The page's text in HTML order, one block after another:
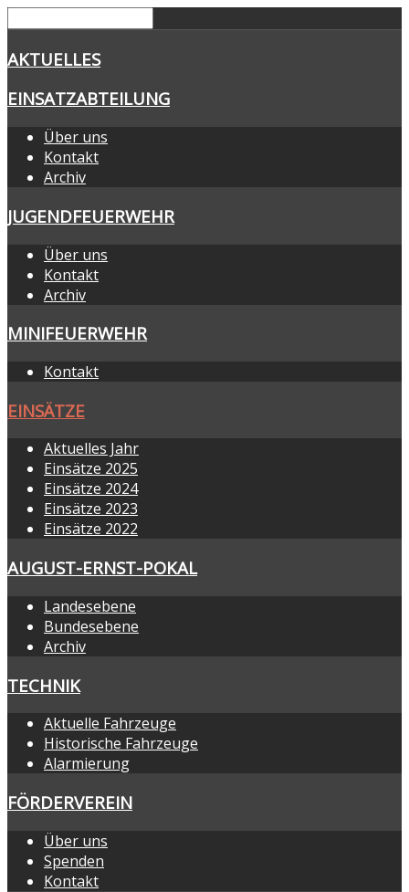
AKTUELLES
EINSATZABTEILUNG
Über uns
Kontakt
Archiv
JUGENDFEUERWEHR
Über uns
Kontakt
Archiv
MINIFEUERWEHR
Kontakt
EINSÄTZE
Aktuelles Jahr
Einsätze 2025
Einsätze 2024
Einsätze 2023
Einsätze 2022
AUGUST-ERNST-POKAL
Landesebene
Bundesebene
Archiv
TECHNIK
Aktuelle Fahrzeuge
Historische Fahrzeuge
Alarmierung
FÖRDERVEREIN
Über uns
Spenden
Kontakt